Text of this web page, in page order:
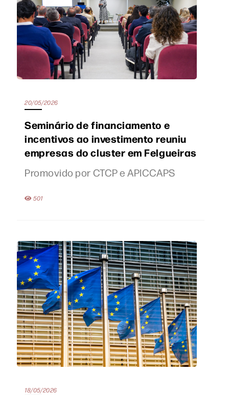
20/05/2026
Seminário de financiamento e
incentivos ao investimento reuniu
empresas do cluster em Felgueiras
Promovido por CTCP e APICCAPS
501
18/05/2026